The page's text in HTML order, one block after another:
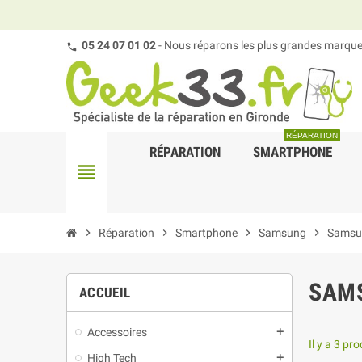
05 24 07 01 02- Nous réparons les plus grandes
view_headline
RÉPARATION SMARTPHONE
RÉPARATION
chevron_right Réparation chevron_right Smartphone chevron_right Samsung chevron_right
ACCUEIL
Accessoires add
High Tech add
Il y a 3